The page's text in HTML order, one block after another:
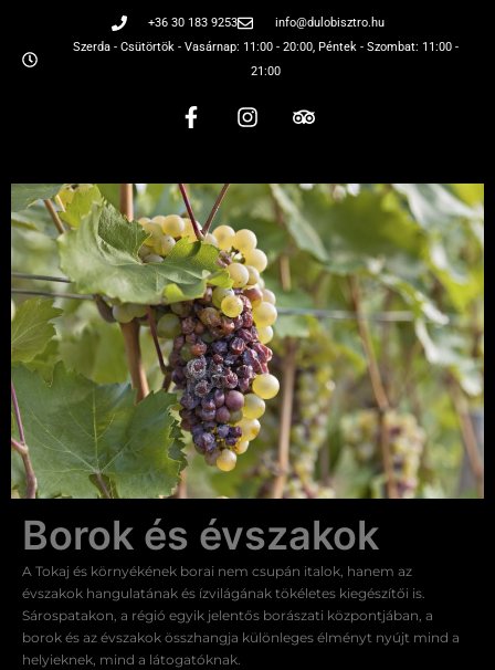
+36 30 183 9253
info@dulobisztro.hu
Szerda - Csütörtök - Vasárnap: 11:00 - 20:00, Péntek - Szombat: 11:00 -
21:00
Borok és évszakok
A Tokaj és környékének borai nem csupán italok, hanem az
évszakok hangulatának és ízvilágának tökéletes kiegészítői is.
Sárospatakon, a régió egyik jelentős borászati központjában, a
borok és az évszakok összhangja különleges élményt nyújt mind a
helyieknek, mind a látogatóknak.